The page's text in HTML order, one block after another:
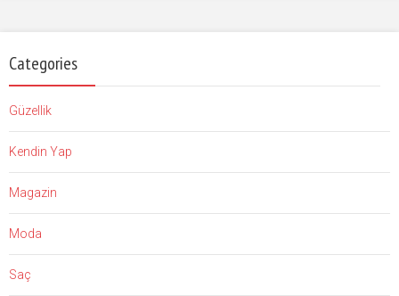
Categories
Güzellik
Kendin Yap
Magazin
Moda
Saç